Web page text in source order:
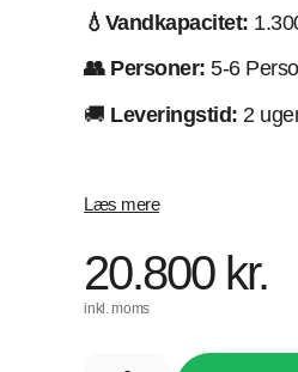
💧Vandkapacitet:
👥 Personer: 5-6
🚚 Leveringstid: 2
Læs mere
20.800 kr.
inkl. moms